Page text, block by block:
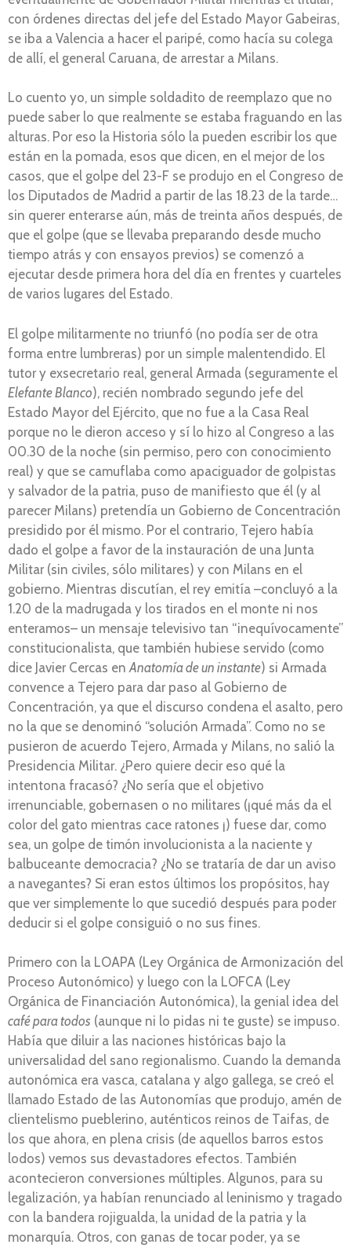
con órdenes directas del jefe del Estado Mayor Gabeiras,
se iba a Valencia a hacer el paripé, como hacía su colega
de allí, el general Caruana, de arrestar a Milans.
Lo cuento yo, un simple soldadito de reemplazo que no
puede saber lo que realmente se estaba fraguando en las
alturas. Por eso la Historia sólo la pueden escribir los que
están en la pomada, esos que dicen, en el mejor de los
casos, que el golpe del 23-F se produjo en el Congreso de
los Diputados de Madrid a partir de las 18.23 de la tarde…
sin querer enterarse aún, más de treinta años después, de
que el golpe (que se llevaba preparando desde mucho
tiempo atrás y con ensayos previos) se comenzó a
ejecutar desde primera hora del día en frentes y cuarteles
de varios lugares del Estado.
El golpe militarmente no triunfó (no podía ser de otra
forma entre lumbreras) por un simple malentendido. El
tutor y exsecretario real, general Armada (seguramente el
Elefante Blanco), recién nombrado segundo jefe del
Estado Mayor del Ejército, que no fue a la Casa Real
porque no le dieron acceso y sí lo hizo al Congreso a las
00.30 de la noche (sin permiso, pero con conocimiento
real) y que se camuflaba como apaciguador de golpistas
y salvador de la patria, puso de manifiesto que él (y al
parecer Milans) pretendía un Gobierno de Concentración
presidido por él mismo. Por el contrario, Tejero había
dado el golpe a favor de la instauración de una Junta
Militar (sin civiles, sólo militares) y con Milans en el
gobierno. Mientras discutían, el rey emitía –concluyó a la
1.20 de la madrugada y los tirados en el monte ni nos
enteramos– un mensaje televisivo tan “inequívocamente”
constitucionalista, que también hubiese servido (como
dice Javier Cercas en Anatomía de un instante) si Armada
convence a Tejero para dar paso al Gobierno de
Concentración, ya que el discurso condena el asalto, pero
no la que se denominó “solución Armada”. Como no se
pusieron de acuerdo Tejero, Armada y Milans, no salió la
Presidencia Militar. ¿Pero quiere decir eso qué la
intentona fracasó? ¿No sería que el objetivo
irrenunciable, gobernasen o no militares (¡qué más da el
color del gato mientras cace ratones ¡) fuese dar, como
sea, un golpe de timón involucionista a la naciente y
balbuceante democracia? ¿No se trataría de dar un aviso
a navegantes? Si eran estos últimos los propósitos, hay
que ver simplemente lo que sucedió después para poder
deducir si el golpe consiguió o no sus fines.
Primero con la LOAPA (Ley Orgánica de Armonización del
Proceso Autonómico) y luego con la LOFCA (Ley
Orgánica de Financiación Autonómica), la genial idea del
café para todos (aunque ni lo pidas ni te guste) se impuso.
Había que diluir a las naciones históricas bajo la
universalidad del sano regionalismo. Cuando la demanda
autonómica era vasca, catalana y algo gallega, se creó el
llamado Estado de las Autonomías que produjo, amén de
clientelismo pueblerino, auténticos reinos de Taifas, de
los que ahora, en plena crisis (de aquellos barros estos
lodos) vemos sus devastadores efectos. También
acontecieron conversiones múltiples. Algunos, para su
legalización, ya habían renunciado al leninismo y tragado
con la bandera rojigualda, la unidad de la patria y la
monarquía. Otros, con ganas de tocar poder, ya se